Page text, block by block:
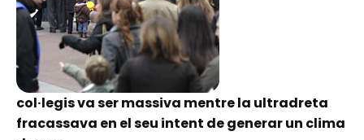
col·legis va ser massiva mentre la ultradreta
fracassava en el seu intent de generar un clima